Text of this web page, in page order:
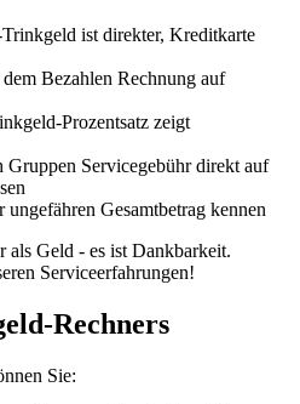
ist direkter, Kreditkarte
Bezahlen Rechnung auf
Prozentsatz zeigt
Gruppen Servicegebühr direkt auf
ungefähren Gesamtbetrag kennen
als Geld - es ist Dankbarkeit.
Serviceerfahrungen!
Rechners
Sie: